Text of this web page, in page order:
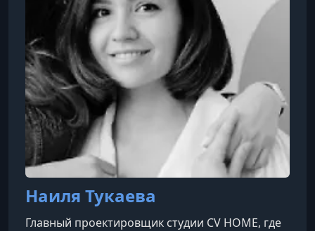
Наиля Тукаева
Главный проектировщик студии CV HOME, где